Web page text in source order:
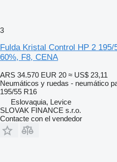
3
Fulda Kristal Control HP 2
60%, F8, CENA
ARS 34.570 EUR 20 ≈ US$ 23,11
Neumáticos y ruedas - neumático
195/55 R16
Eslovaquia, Levice
SLOVAK FINANCE s.r.o.
Contacte con el vendedor